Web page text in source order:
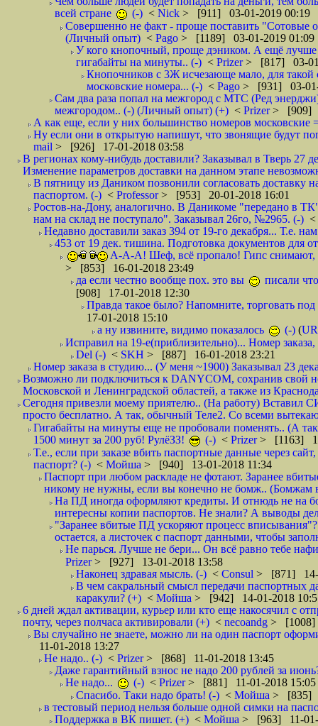
всей стране
(-) < Nick > [911] 03-01-2019 00:19
Совершенно не факт - проще поставить "Сотовые
(Личный опыт) < Pago > [1189] 03-01-2019 01:09
У кого кнопочный, проще дэником. А ещё лучше
гигабайты на минуты.. (-) < Prizer> [817] 03-
Кнопочников с 3Ж исчезающе мало, для такой
московские номера... (-) < Pago > [931] 03-01-
Сам два раза попал на межгород с МТС (Ред
межгородом.. (-) (Личный опыт) (+) < Prizer> [909]
А как еще, если у них большинство номеров московские
Ну если они в открытую напишут, что звонящие будут
mail > [926] 17-01-2018 03:58
В регионах кому-нибудь доставили? Заказывал в Тверь 27
Изменение параметров доставки на данном этапе
В пятницу из Даником позвонили согласовать доставку
паспортом. (-) < Professor> [953] 20-01-2018 16:01
Ростов-на-Дону, аналогично. В Даникоме "передано в
нам на склад не поступало". Заказывал 26го, №2965. (-) <
Недавно доставили заказ 394 от 19-го декабря... Т.е.
453 от 19 дек. тишина. Подготовка документов для
А-А-А! Шеф, всё пропало! Гипс снимают,
> [853] 16-01-2018 23:49
да если честно вообще пох. это вы
писали
[908] 17-01-2018 12:30
Правда такое было? Напомните, торговать
17-01-2018 15:10
а ну извините, видимо показалось
(-) (
Исправил на 19-е(приблизительно)... Номер
Del (-) < SKH > [887] 16-01-2018 23:21
Номер заказа в студию... (У меня ~1900) Заказывал 23
Возможно ли подключиться к DANYCOM, сохранив свой
Московской и Ленинградской областей, а также из
Сегодня привезли моему приятелю.. (На работу) Вставил
просто бесплатно. А так, обычный Теле2. Со всеми
Гигабайты на минуты еще не пробовали поменять.. (А
1500 минут за 200 руб! РулёЗЗ!
(-) < Prizer> [1163]
Т.е., если при заказе вбить паспортные данные через
паспорт? (-) < Мойша > [940] 13-01-2018 11:34
Паспорт при любом раскладе не фотают. Заранее
никому не нужны, если вы конечно не бомж.. (Бомжам
На ПД иногда оформляют кредиты. И отнюдь не на
интересны копии паспортов. Не знали? А выводы
"Заранее вбитые ПД ускоряют процесс
остается, а листочек с паспорт данными, чтобы
Не парься. Лучше не бери... Он всё равно тебе
Prizer> [927] 13-01-2018 13:58
Наконец здравая мысль. (-) < Consul > [871] 14-
В чем сакральный смысл передачи паспортных
каракули? (+) < Мойша > [942] 14-01-2018
6 дней ждал активации, курьер или кто еще накосячил с
почту, через полчаса активировали (+) < necoandg > [1008]
Вы случайно не знаете, можно ли на один паспорт
11-01-2018 13:27
Не надо.. (-) < Prizer> [868] 11-01-2018 13:45
Даже гарантийный взнос не надо 200 рублей за
Не надо...
(-) < Prizer> [881] 11-01-2018 15:05
Спасибо. Таки надо брать! (-) < Мойша > [835]
в тестовый период нельзя больше одной симки на
Поддержка в ВК пишет. (+) < Мойша > [963] 11-01-